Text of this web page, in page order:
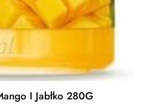
I Jabłko 280G